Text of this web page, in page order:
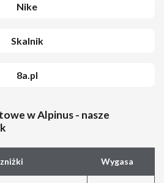
Nike
Skalnik
8a.pl
w Alpinus - nasze
Wygasa